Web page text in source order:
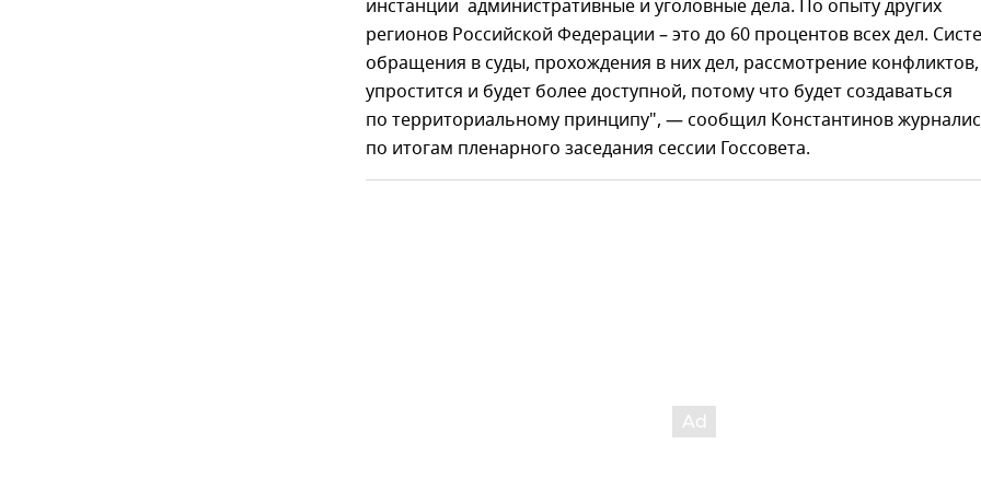
инстанции административные и уголовные дела. По опыту других
регионов Российской Федерации – это до 60 процентов всех дел.
обращения в суды, прохождения в них дел, рассмотрение конфликтов,
упростится и будет более доступной, потому что будет создаваться
по территориальному принципу", — сообщил Константинов
по итогам пленарного заседания сессии Госсовета.